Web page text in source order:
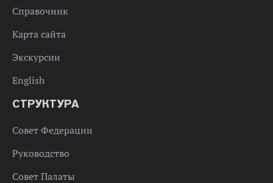
Справочник
Карта сайта
Экскурсии
English
СТРУКТУРА
Совет Федерации
Руководство
Совет Палаты